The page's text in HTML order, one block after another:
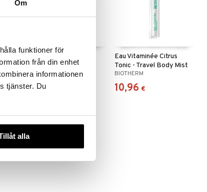
Om
funktioner för
från din enhet
informationen
tjänster. Du
alla
Antonio Axu Repairing
Travel Schampo
ANTONIO AXU
6,95
Eau Vitaminée Citrus
Tonic - Travel Body Mist
BIOTHERM
10,96 €